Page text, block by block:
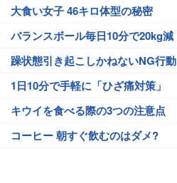
大食い女子 46キロ体型の秘密
バランスボール毎日10分で20kg減
躁状態引き起こしかねないNG行動
1日10分で手軽に「ひざ痛対策」
キウイを食べる際の3つの注意点
コーヒー 朝すぐ飲むのはダメ?